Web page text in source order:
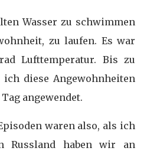
Wasser zu schwimmen
zu laufen. Es war
Lufttemperatur. Bis zu
ich diese Angewohnheiten
angewendet.
waren also, als ich
Russland haben wir an